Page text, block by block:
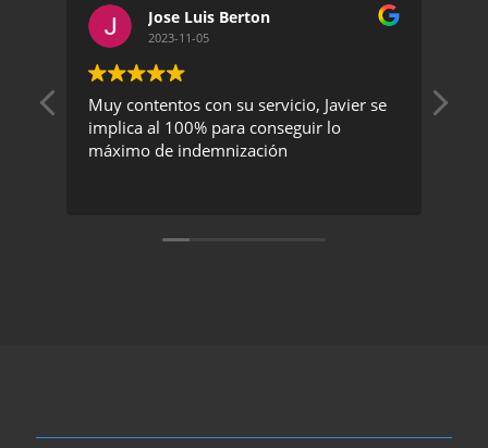
Jose Luis Berton
2023-11-05
Muy contentos con su servicio, Javier se
implica al 100% para conseguir lo
máximo de indemnización